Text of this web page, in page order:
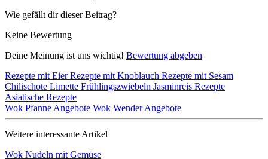
Wie gefällt dir dieser Beitrag?
Keine Bewertung
Deine Meinung ist uns wichtig! Bewertung abgeben
Rezepte mit EierRezepte mit Knoblauch Rezepte mit Sesam
Chilischote Limette Frühlingszwiebeln Jasminreis Rezepte
Asiatische Rezepte
Wok Pfanne Angebote Wok Wender Angebote
Weitere interessante Artikel
Wok Nudeln mit Gemüse